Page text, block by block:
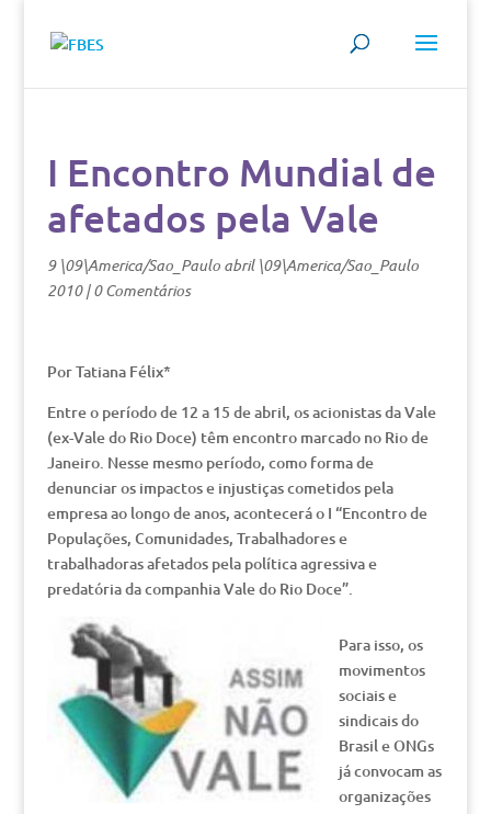
I Encontro Mundial de
afetados pela Vale
9 \09\America/Sao_Paulo abril \09\America/Sao_Paulo
2010|0 Comentários
Por Tatiana Félix*
Entre o período de 12 a 15 de abril, os acionistas da Vale
(ex-Vale do Rio Doce) têm encontro marcado no Rio de
Janeiro. Nesse mesmo período, como forma de
denunciar os impactos e injustiças cometidos pela
empresa ao longo de anos, acontecerá o I “Encontro de
Populações, Comunidades, Trabalhadores e
trabalhadoras afetados pela política agressiva e
predatória da companhia Vale do Rio Doce”.
Para isso, os
movimentos
sociais e
sindicais do
Brasil e ONGs
já convocam as
organizações